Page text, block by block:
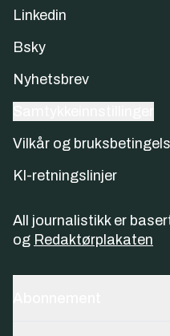
Linkedin
Bsky
Nyhetsbrev
Vilkår og
KI-retningslinjer
All journalistikk er
og Redaktørplakaten